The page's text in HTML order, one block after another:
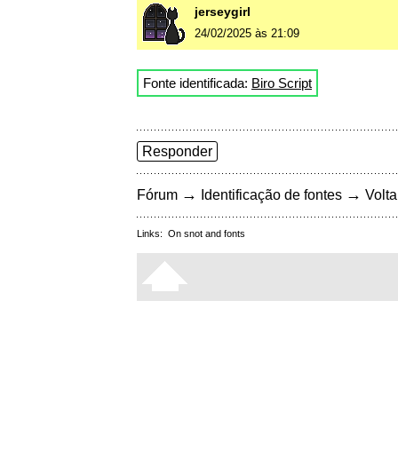
jerseygirl
24/02/2025 às 21:09
Fonte identificada: Biro Script
Responder
Fórum → Identificação de fontes →
Links: On snot and fonts